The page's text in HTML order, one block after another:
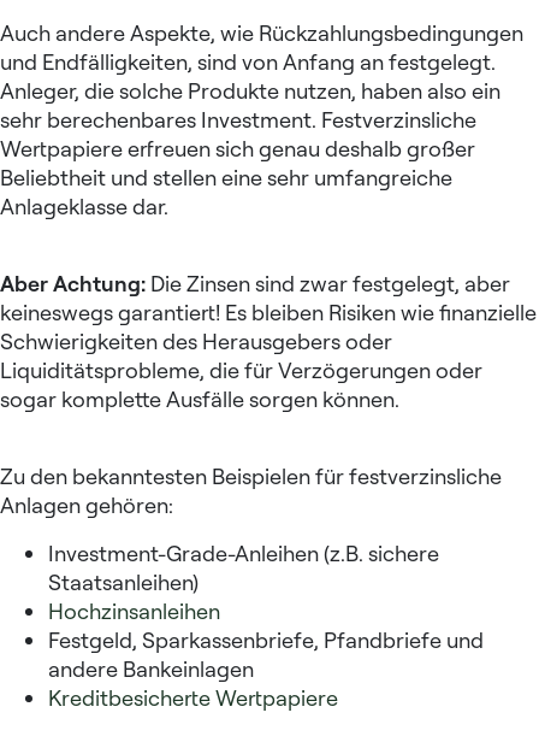
Auch andere Aspekte, wie Rückzahlungsbedingungen
und Endfälligkeiten, sind von Anfang an festgelegt.
Anleger, die solche Produkte nutzen, haben also ein
sehr berechenbares Investment. Festverzinsliche
Wertpapiere erfreuen sich genau deshalb großer
Beliebtheit und stellen eine sehr umfangreiche
Anlageklasse dar.
Aber Achtung: Die Zinsen sind zwar festgelegt, aber
keineswegs garantiert! Es bleiben Risiken wie finanzielle
Schwierigkeiten des Herausgebers oder
Liquiditätsprobleme, die für Verzögerungen oder
sogar komplette Ausfälle sorgen können.
Zu den bekanntesten Beispielen für festverzinsliche
Anlagen gehören:
Investment-Grade-Anleihen (z.B. sichere
Staatsanleihen)
Hochzinsanleihen
Festgeld, Sparkassenbriefe, Pfandbriefe und
andere Bankeinlagen
Kreditbesicherte Wertpapiere